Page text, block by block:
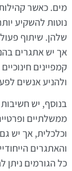
מים. כאשר
נוטות להשקיע
שלהן. שיתוף
אך יש אתגרים
קמפיינים
ולהניע אנשים
בנוסף, יש
ממשלתיים
וכלכלית, אך יש
והאתגרים
כל הגורמים